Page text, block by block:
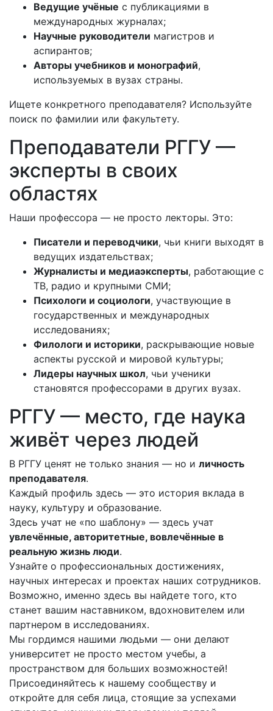
Ведущие учёные с публикациями в
международных журналах;
Научные руководители магистров и
аспирантов;
Авторы учебников и монографий,
используемых в вузах страны.
Ищете конкретного преподавателя? Используйте
поиск по фамилии или факультету.
Преподаватели РГГУ —
эксперты в своих
областях
Наши профессора — не просто лекторы. Это:
Писатели и переводчики, чьи книги выходят в
ведущих издательствах;
Журналисты и медиаэксперты, работающие с
ТВ, радио и крупными СМИ;
Психологи и социологи, участвующие в
государственных и международных
исследованиях;
Филологи и историки, раскрывающие новые
аспекты русской и мировой культуры;
Лидеры научных школ, чьи ученики
становятся профессорами в других вузах.
РГГУ — место, где наука
живёт через людей
В РГГУ ценят не только знания — но и личность
преподавателя.
Каждый профиль здесь — это история вклада в
науку, культуру и образование.
Здесь учат не «по шаблону» — здесь учат
увлечённые, авторитетные, вовлечённые в
реальную жизнь люди.
Узнайте о профессиональных достижениях,
научных интересах и проектах наших сотрудников.
Возможно, именно здесь вы найдете того, кто
станет вашим наставником, вдохновителем или
партнером в исследованиях.
Мы гордимся нашими людьми — они делают
университет не просто местом учебы, а
пространством для больших возможностей!
Присоединяйтесь к нашему сообществу и
откройте для себя лица, стоящие за успехами